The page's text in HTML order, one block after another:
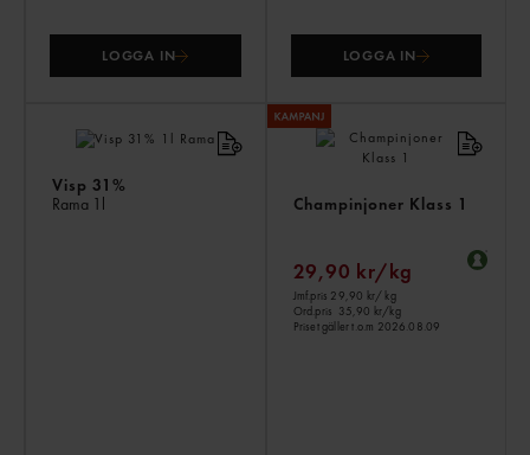
LOGGA IN LOGGA IN
Visp 31%
Rama 1l Champinjoner Klass 1
29,90 kr/kg
Jmf.pris 29,90 kr/ kg
Ord.pris 35,90 kr/kg
Priset gäller t.o.m 2026.08.09